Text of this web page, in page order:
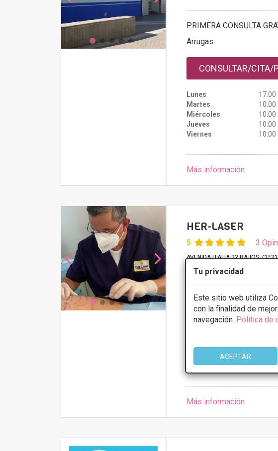
Tu privacidad
Este sitio web utiliza
con la finalidad de
navegación. Política de
ACEPTAR
PRIMERA CONSULTA
Arrugas
CONSULTAR/CITA/
Lunes
Martes
Miércoles
Jueves
Viernes
Más información
HER-LASER
5 3
AVENIDA ITALIA,22 BAJOS. CP
Arrugas
Presupuestos con5%
Viernes
9:30
Más información